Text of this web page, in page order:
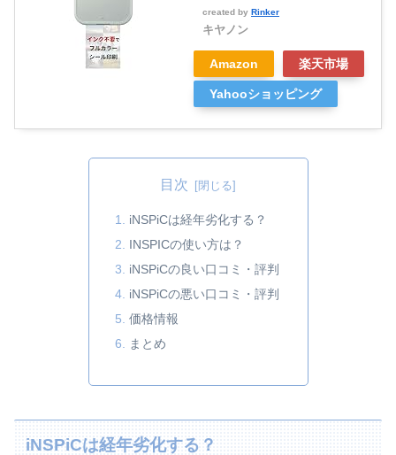
created by Rinker
キヤノン
Amazon 楽天市場
Yahooショッピング
目次
iNSPiCは経年劣化する？
INSPICの使い方は？
iNSPiCの良い口コミ・評判
iNSPiCの悪い口コミ・評判
価格情報
まとめ
iNSPiCは経年劣化する？